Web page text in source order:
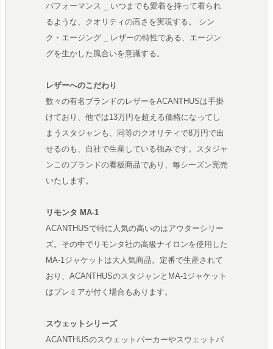
パフォーマンス _ いつまでも愛着を持って着られ
るような、クオリティの高さを実現する。 シン
ク・エージング _ レザーの特性である、エージン
グを生かした風合いを意識する。
レザーへのこだわり
数々の有名ブランドのレザーをACANTHUSは手掛
けており、他では13万円を超える価格になってし
まうスタジャンも、同等のクオリティで8万円で出
せるのも、自社で生産している強みです。スタジャ
ンこのブランドの看板商品であり、毎シーズン完売
いたします。
リモンタ MA-1
ACANTHUSで特に人気の高いのはアウターシリー
ズ。その中でリモンタ社の高級ナイロンを使用した
MA-1ジャケットは大人気商品。定番で生産されて
おり、ACANTHUSのスタジャンとMA-1ジャケット
はプレミアが付く場合もあります。
スウェットシリーズ
ACANTHUSのスウェットパーカーやスウェットパ